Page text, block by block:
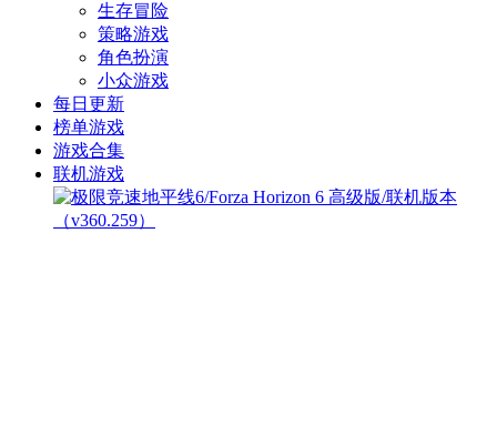
生存冒险
策略游戏
角色扮演
小众游戏
每日更新
榜单游戏
游戏合集
联机游戏